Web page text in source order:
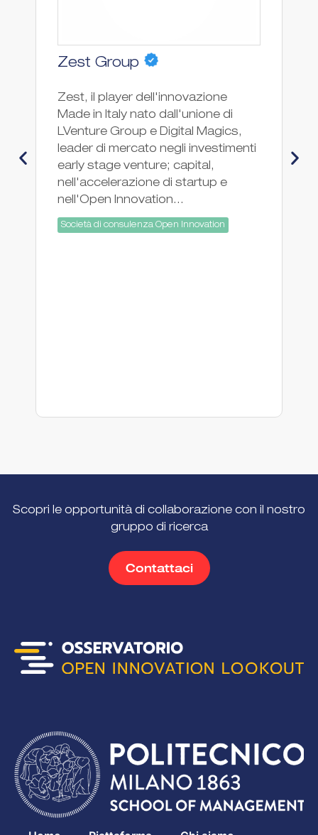
Zest Group
Zest, il player dell'innovazione
Made in Italy nato dall'unione di
LVenture Group e Digital Magics,
leader di mercato negli investimenti
early stage venture; capital,
nell'accelerazione di startup e
nell'Open Innovation...
Società di consulenza Open Innovation
Scopri le opportunità di collaborazione con il nostro
gruppo di ricerca
Contattaci